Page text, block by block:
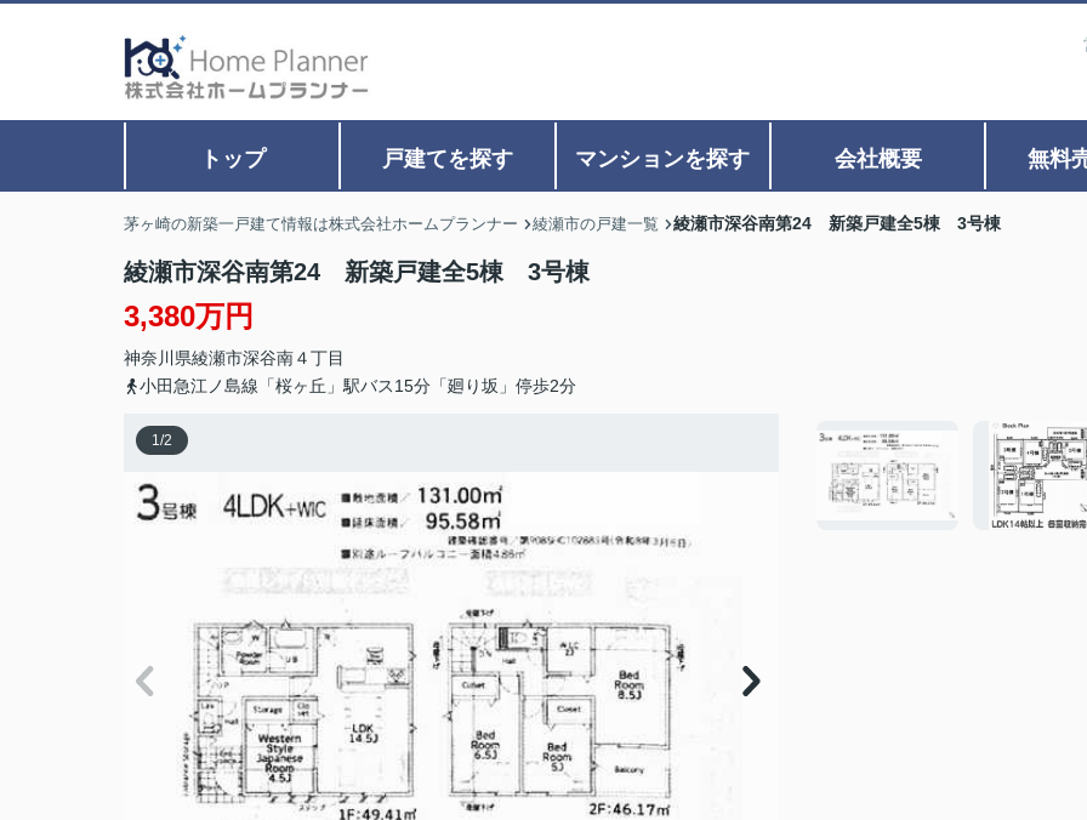
トップ 戸建てを探す マンションを探す 会社概要 無料
茅ヶ崎の新築一戸建て情報は株式会社ホームプランナー 綾瀬市の戸建一覧 綾瀬市深谷南第24 新築戸建全5棟 3号棟
綾瀬市深谷南第24 新築戸建全5棟 3号棟
3,380万円
神奈川県綾瀬市深谷南４丁目
小田急江ノ島線「桜ヶ丘」駅バス15分「廻り坂」停歩2分
1/2